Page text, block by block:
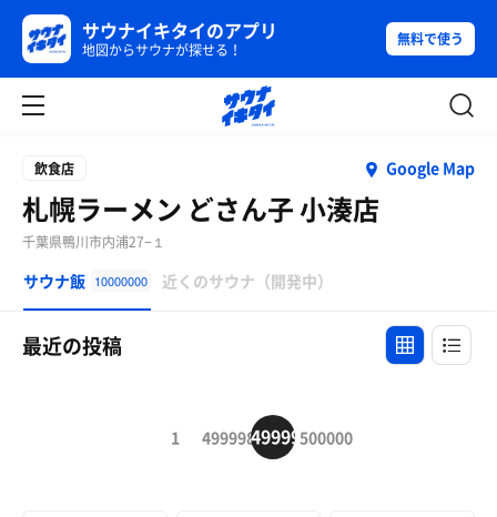
サウナイキタイのアプリ
地図からサウナが探せる！
無料で使う
飲食店 Google Map
札幌ラーメン どさん子 小湊店
千葉県鴨川市内浦27−１
サウナ飯 10000000 近くのサウナ（開発中）
最近の投稿
1 499998499999500000